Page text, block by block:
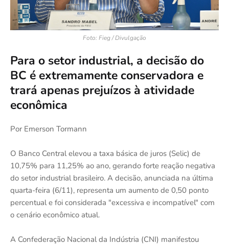
Foto: Fieg / Divulgação
Para o setor industrial, a decisão do
BC é extremamente conservadora e
trará apenas prejuízos à atividade
econômica
Por Emerson Tormann
O Banco Central elevou a taxa básica de juros (Selic) de
10,75% para 11,25% ao ano, gerando forte reação negativa
do setor industrial brasileiro. A decisão, anunciada na última
quarta-feira (6/11), representa um aumento de 0,50 ponto
percentual e foi considerada "excessiva e incompatível" com
o cenário econômico atual.
A Confederação Nacional da Indústria (CNI) manifestou